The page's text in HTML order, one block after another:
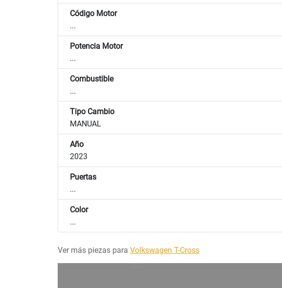
Código Motor
...
Potencia Motor
...
Combustible
...
Tipo Cambio
MANUAL
Año
2023
Puertas
...
Color
...
Ver más piezas para Volkswagen T-Cross